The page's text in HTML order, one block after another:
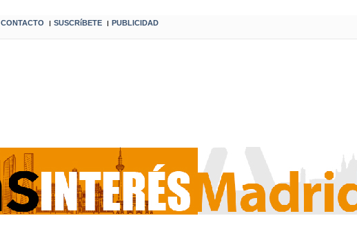
CONTACTO I SUSCRíBETE I PUBLICIDAD